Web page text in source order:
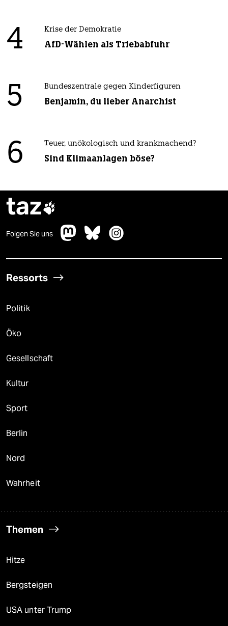
4 Krise der Demokratie
AfD-Wählen als Triebabfuhr
5 Bundeszentrale gegen Kinderfiguren
Benjamin, du lieber Anarchist
6 Teuer, unökologisch und krankmachend?
Sind Klimaanlagen böse?
taz
Folgen Sie uns
Ressorts
Politik
Öko
Gesellschaft
Kultur
Sport
Berlin
Nord
Wahrheit
Themen
Hitze
Bergsteigen
USA unter Trump